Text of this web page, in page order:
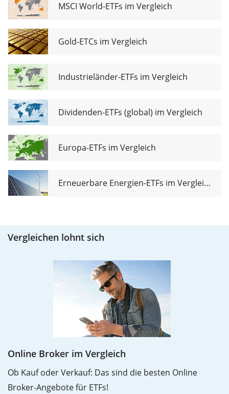
1C (EUR) MSCI World-ETFs im Vergleich
Gold-ETCs im Vergleich
Industrieländer-ETFs im Vergleich
Dividenden-ETFs (global) im Vergleich
Europa-ETFs im Vergleich
Erneuerbare Energien-ETFs im Vergleich
Vergleichen lohnt sich
Online Broker im Vergleich
Ob Kauf oder Verkauf: Das sind die besten Online
Broker-Angebote für ETFs!